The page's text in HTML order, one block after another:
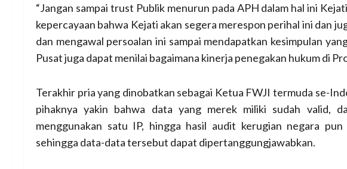
“Jangan sampai trust Publik menurun pada APH dalam hal ini
kepercayaan bahwa Kejati akan segera merespon perihal ini dan
dan mengawal persoalan ini sampai mendapatkan kesimpulan
Pusat juga dapat menilai bagaimana kinerja penegakan hukum di
Terakhir pria yang dinobatkan sebagai Ketua FWJI termuda se-
pihaknya yakin bahwa data yang merek miliki sudah valid,
menggunakan satu IP, hingga hasil audit kerugian negara
sehingga data-data tersebut dapat dipertanggungjawabkan.